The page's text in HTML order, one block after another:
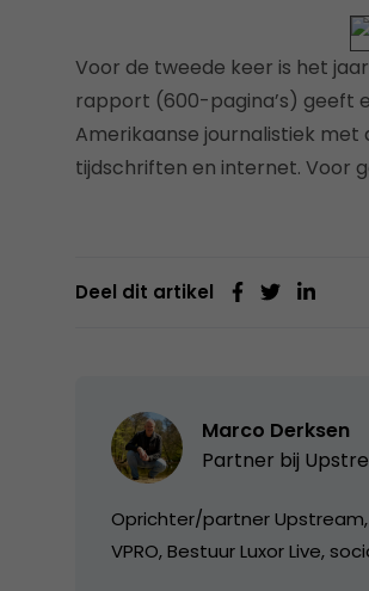
Voor de tweede keer is het
rapport (600-pagina’s) geeft
Amerikaanse journalistiek met
tijdschriften en internet. Voor
Deel dit artikel
Marco Derksen
Partner bij
Oprichter/partner Upstream,
VPRO, Bestuur Luxor Live,